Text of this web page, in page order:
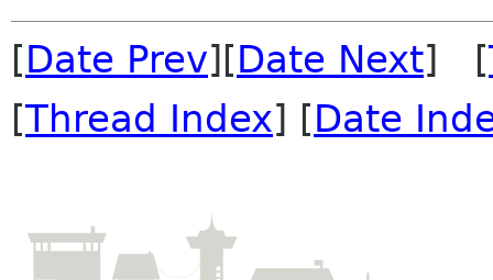
[Date Prev][Date Next] [
[Thread Index] [Date